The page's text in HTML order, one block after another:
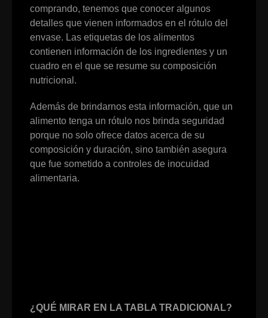
comprando, tenemos que conocer algunos
detalles que vienen informados en el rótulo del
envase. Las etiquetas de los alimentos
contienen información de los ingredientes y un
cuadro en el que se resume su composición
nutricional.
Además de brindarnos esta información, que un
alimento tenga un rótulo nos brinda seguridad
porque no solo ofrece datos acerca de su
composición y duración, sino también asegura
que fue sometido a controles de inocuidad
alimentaria.
¿QUÉ MIRAR EN LA TABLA TRADICIONAL?